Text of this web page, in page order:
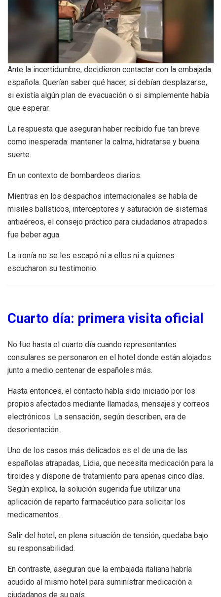
Ante la incertidumbre, decidieron contactar con la embajada
española. Querían saber qué hacer, si debían desplazarse,
si existía algún plan de evacuación o si simplemente había
que esperar.
La respuesta que aseguran haber recibido fue tan breve
como inesperada: mantener la calma, hidratarse y buena
suerte.
En un contexto de bombardeos diarios.
Mientras en los despachos internacionales se habla de
misiles balísticos, interceptores y saturación de sistemas
antiaéreos, el consejo práctico para ciudadanos atrapados
fue beber agua.
La ironía no se les escapó ni a ellos ni a quienes
escucharon su testimonio.
Cuarto día: primera visita oficial
No fue hasta el cuarto día cuando representantes
consulares se personaron en el hotel donde están alojados
junto a medio centenar de españoles más.
Hasta entonces, el contacto había sido iniciado por los
propios afectados mediante llamadas, mensajes y correos
electrónicos. La sensación, según describen, era de
desorientación.
Uno de los casos más delicados es el de una de las
españolas atrapadas, Lidia, que necesita medicación para la
tiroides y dispone de tratamiento para apenas cinco días.
Según explica, la solución sugerida fue utilizar una
aplicación de reparto farmacéutico para solicitar los
medicamentos.
Salir del hotel, en plena situación de tensión, quedaba bajo
su responsabilidad.
En contraste, aseguran que la embajada italiana habría
acudido al mismo hotel para suministrar medicación a
ciudadanos de su país.